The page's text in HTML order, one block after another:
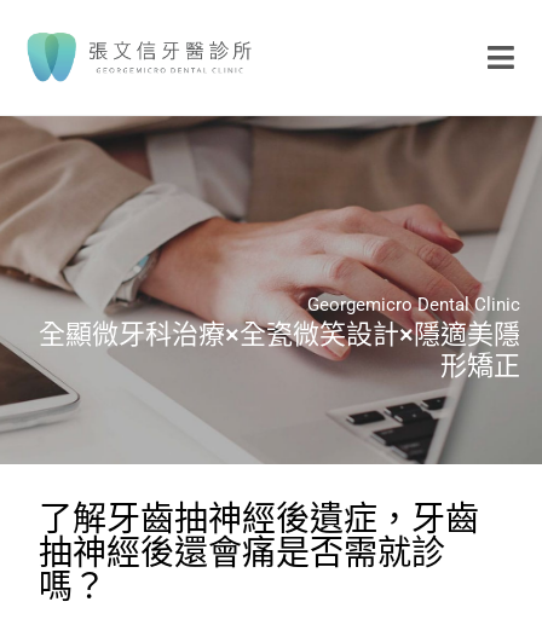
Georgemicro Dental Clinic
全顯微牙科治療×全瓷微笑設計×隱適美隱
形矯正
了解牙齒抽神經後遺症，牙齒
抽神經後還會痛是否需就診
嗎？